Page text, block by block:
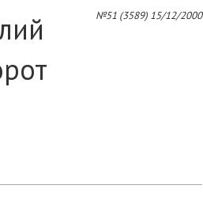
4
№51 (3589) 15/12/2000